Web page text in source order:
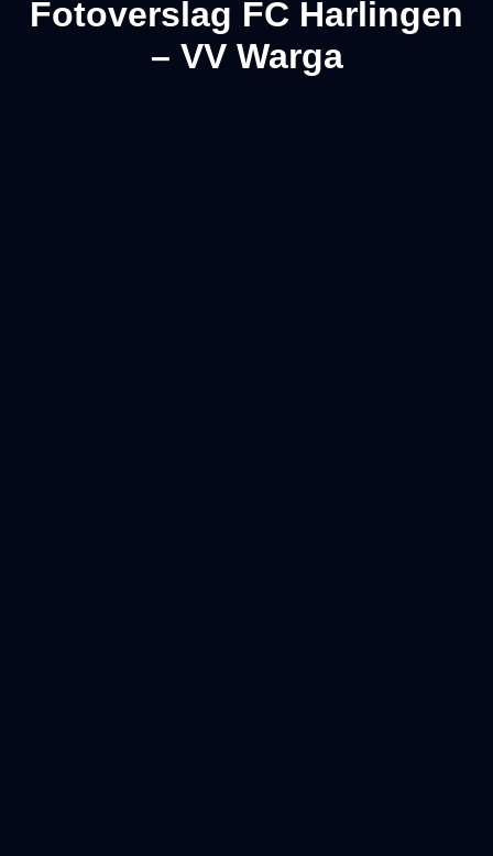
Fotoverslag FC Harlingen
– VV Warga